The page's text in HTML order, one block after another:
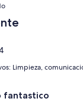
Limpieza,
fantastico